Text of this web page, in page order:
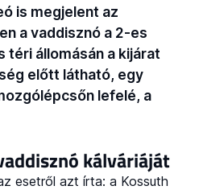
is megjelent az
a vaddisznó a 2-es
téri állomásán a kijárat
előtt látható, egy
lefelé, a
kálváriáját
esetről azt írta: a Kossuth